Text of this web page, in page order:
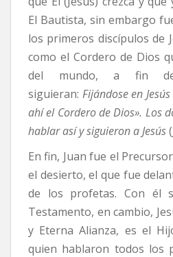
El Bautista, sin embargo
los primeros discípulos de
como el Cordero de Dios
del mundo, a fin
siguieran: Fijándose en
ahí el Cordero de Dios». Los
hablar así y siguieron a Jesús
En fin, Juan fue el
el desierto, el que fue
de los profetas. Con él
Testamento, en cambio,
y Eterna Alianza, es el
quien hablaron todos los